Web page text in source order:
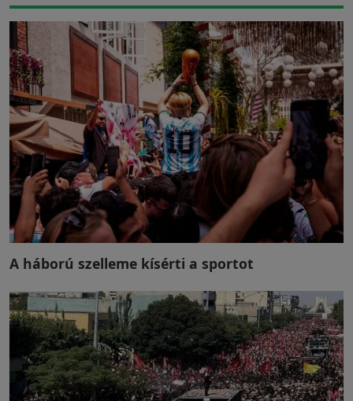
A háború szelleme kísérti a sportot